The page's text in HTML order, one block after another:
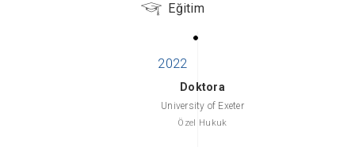
Eğitim
Doktora
University of Exeter
Özel Hukuk